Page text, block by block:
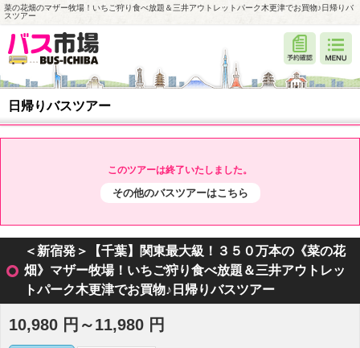
菜の花畑のマザー牧場！いちご狩り食べ放題＆三井アウトレットパーク木更津でお買物♪日帰りバ
スツアー
日帰りバスツアー
このツアーは終了いたしました。
その他のバスツアーはこちら
＜新宿発＞【千葉】関東最大級！３５０万本の《菜の花
畑》マザー牧場！いちご狩り食べ放題＆三井アウトレッ
トパーク木更津でお買物♪日帰りバスツアー
10,980 円～11,980 円